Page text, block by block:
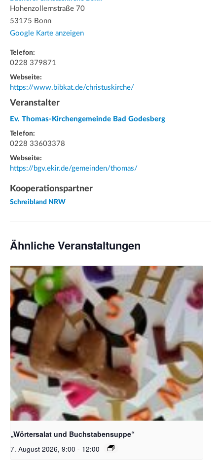
Hohenzollernstraße 70
53175 Bonn
Google Karte anzeigen
Telefon:
0228 379871
Webseite:
https://www.bibkat.de/christuskirche/
Veranstalter
Ev. Thomas-Kirchengemeinde Bad Godesberg
Telefon:
0228 33603378
Webseite:
https://bgv.ekir.de/gemeinden/thomas/
Kooperationspartner
Schreibland NRW
Ähnliche Veranstaltungen
Bildquelle_ Pixabay Free_Christoph Meinersmann
„Wörtersalat und Buchstabensuppe“
7. August 2026, 9:00 - 12:00